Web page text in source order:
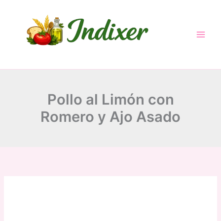
Pollo al Limón con
Romero y Ajo Asado